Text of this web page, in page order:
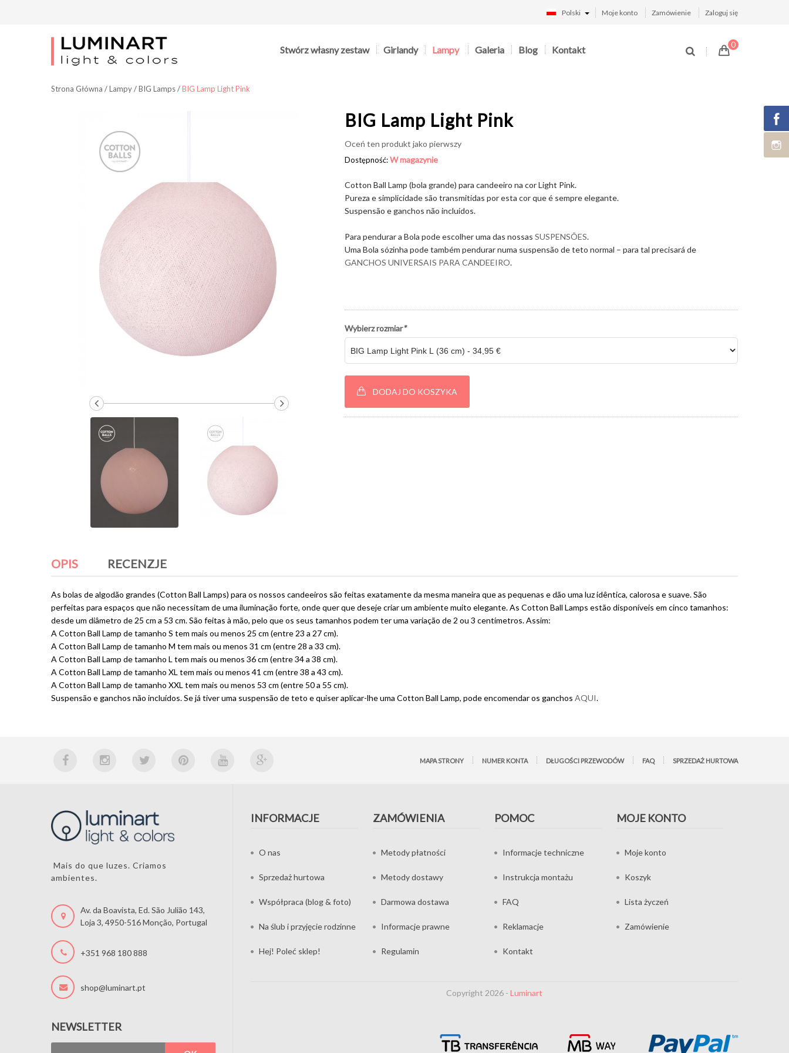
Moje konto Zamówienie Zaloguj się
Polski
0
Stwórz własny zestaw Girlandy Lampy Galeria Blog Kontakt
Strona Główna /Lampy/BIG Lamps/BIG Lamp Light Pink
BIG Lamp Light Pink
Oceń ten produkt jako pierwszy
Dostępność:W magazynie
Cotton Ball Lamp (bola grande) para candeeiro na cor Light Pink.
Pureza e simplicidade são transmitidas por esta cor que é sempre elegante.
Suspensão e ganchos não incluídos.
Para pendurar a Bola pode escolher uma das nossas SUSPENSÕES.
Uma Bola sózinha pode também pendurar numa suspensão de teto normal – para tal precisará de
GANCHOS UNIVERSAIS PARA CANDEEIRO.
Wybierz rozmiar*
DODAJ DO KOSZYKA
OPIS RECENZJE
As bolas de algodão grandes (Cotton Ball Lamps) para os nossos candeeiros são feitas exatamente da mesma maneira que as pequenas e dão uma luz idêntica, calorosa e suave. São
perfeitas para espaços que não necessitam de uma iluminação forte, onde quer que deseje criar um ambiente muito elegante. As Cotton Ball Lamps estão disponíveis em cinco tamanhos:
desde um diâmetro de 25 cm a 53 cm. São feitas à mão, pelo que os seus tamanhos podem ter uma variação de 2 ou 3 centímetros. Assim:
A Cotton Ball Lamp de tamanho S tem mais ou menos 25 cm (entre 23 a 27 cm).
A Cotton Ball Lamp de tamanho M tem mais ou menos 31 cm (entre 28 a 33 cm).
A Cotton Ball Lamp de tamanho L tem mais ou menos 36 cm (entre 34 a 38 cm).
A Cotton Ball Lamp de tamanho XL tem mais ou menos 41 cm (entre 38 a 43 cm).
A Cotton Ball Lamp de tamanho XXL tem mais ou menos 53 cm (entre 50 a 55 cm).
Suspensão e ganchos não incluídos. Se já tiver uma suspensão de teto e quiser aplicar-lhe uma Cotton Ball Lamp, pode encomendar os ganchos AQUI.
MAPA STRONY NUMER KONTA DŁUGOŚCI PRZEWODÓW FAQ SPRZEDAŻ HURTOWA
Mais do que luzes. Criamos
ambientes.
Av. da Boavista, Ed. São Julião 143,
Loja 3, 4950-516 Monção, Portugal
+351 968 180 888
shop@luminart.pt
NEWSLETTER
INFORMACJE
O nas
Sprzedaż hurtowa
Współpraca (blog & foto)
Na ślub i przyjęcie rodzinne
Hej! Poleć sklep!
ZAMÓWIENIA
Metody płatności
Metody dostawy
Darmowa dostawa
Informacje prawne
Regulamin
POMOC
Informacje techniczne
Instrukcja montażu
FAQ
Reklamacje
Kontakt
MOJE KONTO
Moje konto
Koszyk
Lista życzeń
Zamówienie
Copyright 2026 - Luminart